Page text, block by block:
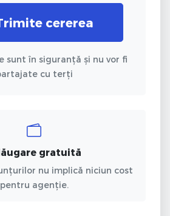
cererea
sunt în siguranță și nu vor fi
cu terți
gratuită
nu implică niciun cost
pentru agenție.